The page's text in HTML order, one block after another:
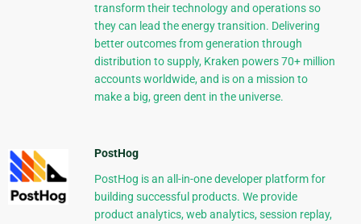
transform their technology and operations so
they can lead the energy transition. Delivering
better outcomes from generation through
distribution to supply, Kraken powers 70+ million
accounts worldwide, and is on a mission to
make a big, green dent in the universe.
PostHog
PostHog is an all-in-one developer platform for
building successful products. We provide
product analytics, web analytics, session replay,